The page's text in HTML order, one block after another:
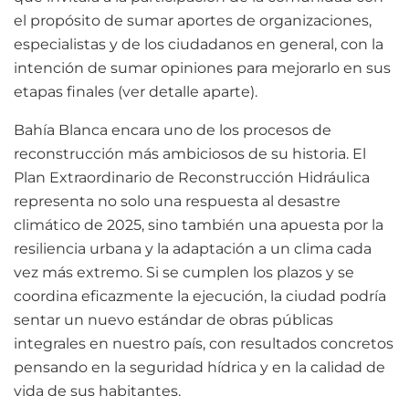
el propósito de sumar aportes de organizaciones,
especialistas y de los ciudadanos en general, con la
intención de sumar opiniones para mejorarlo en sus
etapas finales (ver detalle aparte).
Bahía Blanca encara uno de los procesos de
reconstrucción más ambiciosos de su historia. El
Plan Extraordinario de Reconstrucción Hidráulica
representa no solo una respuesta al desastre
climático de 2025, sino también una apuesta por la
resiliencia urbana y la adaptación a un clima cada
vez más extremo. Si se cumplen los plazos y se
coordina eficazmente la ejecución, la ciudad podría
sentar un nuevo estándar de obras públicas
integrales en nuestro país, con resultados concretos
pensando en la seguridad hídrica y en la calidad de
vida de sus habitantes.